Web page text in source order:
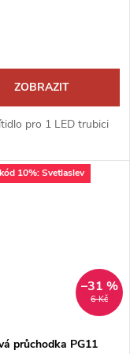
ZOBRAZIT
pro 1 LED trubici
10%: Svetlaslev
6 Kč
–31 %
průchodka PG11